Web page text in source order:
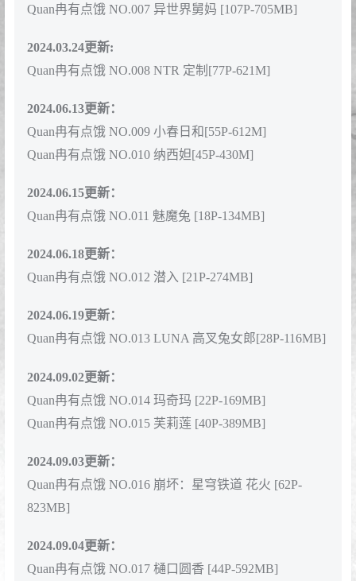
Quan冉有点饿 NO.007 异世界舅妈 [107P-705MB]
2024.03.24更新:
Quan冉有点饿 NO.008 NTR 定制[77P-621M]
2024.06.13更新：
Quan冉有点饿 NO.009 小春日和[55P-612M]
Quan冉有点饿 NO.010 纳西妲[45P-430M]
2024.06.15更新：
Quan冉有点饿 NO.011 魅魔兔 [18P-134MB]
2024.06.18更新：
Quan冉有点饿 NO.012 潜入 [21P-274MB]
2024.06.19更新：
Quan冉有点饿 NO.013 LUNA 高叉兔女郎[28P-116MB]
2024.09.02更新：
Quan冉有点饿 NO.014 玛奇玛 [22P-169MB]
Quan冉有点饿 NO.015 芙莉莲 [40P-389MB]
2024.09.03更新：
Quan冉有点饿 NO.016 崩坏：星穹铁道 花火 [62P-
823MB]
2024.09.04更新：
Quan冉有点饿 NO.017 樋口圆香 [44P-592MB]